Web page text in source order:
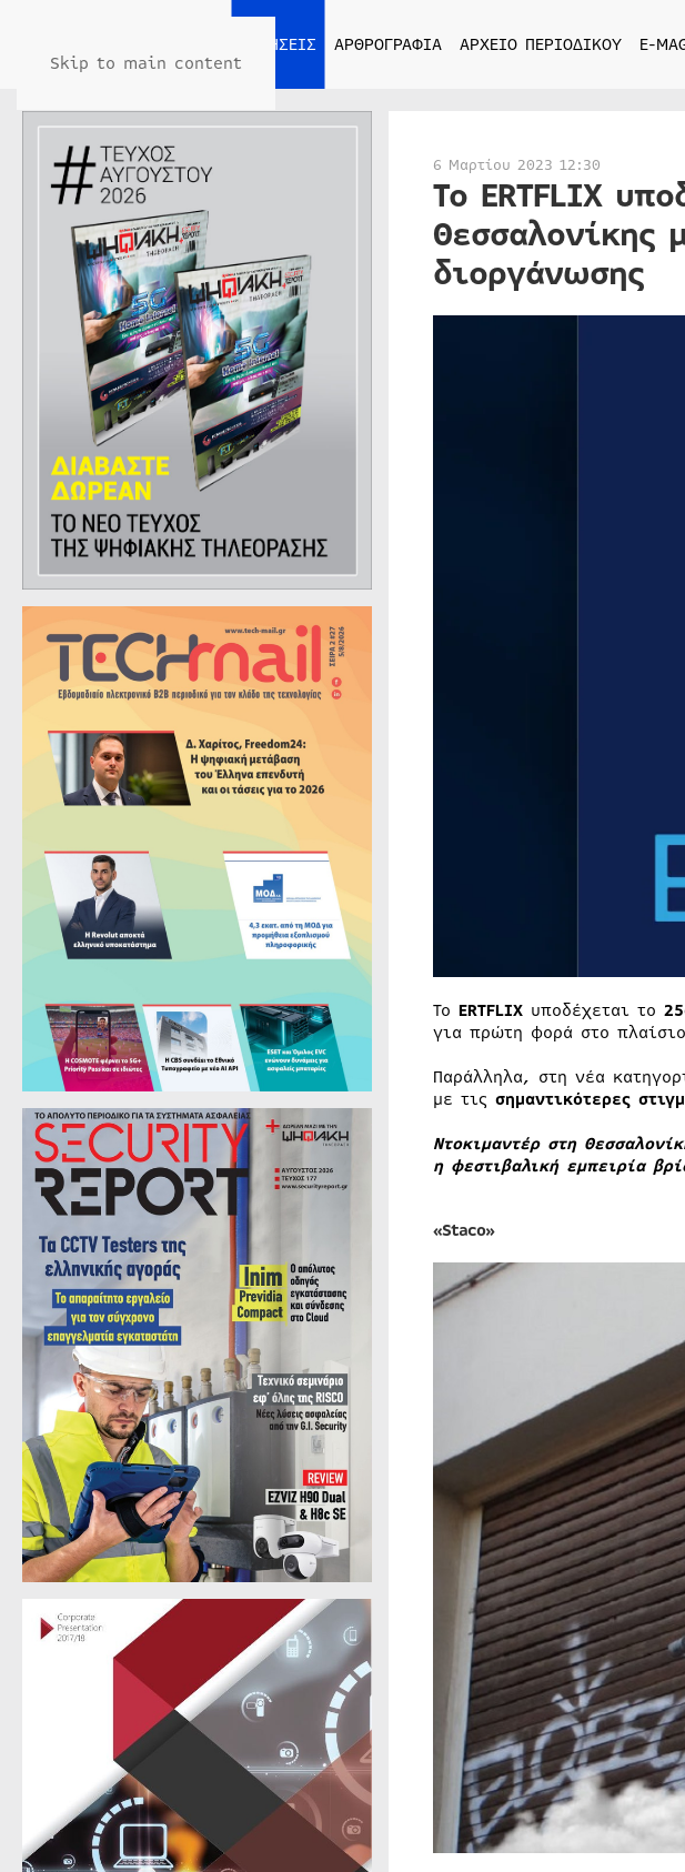
Skip to main content
ΕΙΔΗΣΕΙΣ ΑΡΘΡΟΓΡΑΦΙΑ ΑΡΧΕΙΟ ΠΕΡΙΟΔΙΚΟΥ E-
6 Μαρτίου 2023 12:30
Το ERTFLIX
Θεσσαλονίκης
διοργάνωσης
Το ERTFLIXυποδέχεται το
για πρώτη φορά στο
Παράλληλα, στη νέα
με τις σημαντικότερες
Ντοκιμαντέρ στη
η φεστιβαλική εμπειρία
«Staco»